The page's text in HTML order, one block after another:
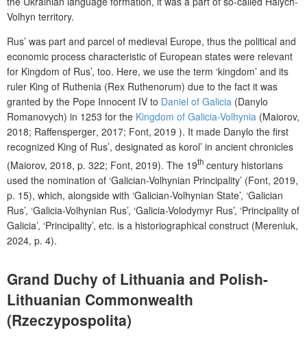
Volhyn territory.
Rus’ was part and parcel of medieval Europe, thus the political and
economic process characteristic of European states were relevant
for Kingdom of Rus’, too. Here, we use the term ‘kingdom’ and its
ruler King of Ruthenia (Rex Ruthenorum) due to the fact it was
granted by the Pope Innocent IV to Daniel of Galicia (Danylo
Romanovych) in 1253 for the Kingdom of Galicia-Volhynia (Maiorov,
2018; Raffensperger, 2017; Font, 2019 ). It made Danylo the first
recognized King of Rus’, designated as korol’ in ancient chronicles
(Maiorov, 2018, p. 322; Font, 2019). The 19th century historians
used the nomination of ‘Galician-Volhynian Principality’ (Font, 2019,
p. 15), which, alongside with ‘Galician-Volhynian State’, ‘Galician
Rus’, ‘Galicia-Volhynian Rus’, ‘Galicia-Volodymyr Rus’, ‘Principality of
Galicia’, ‘Principality’, etc. is a historiographical construct (Mereniuk,
2024, p. 4).
Grand Duchy of Lithuania and Polish-
Lithuanian Commonwealth
(Rzeczypospolita)